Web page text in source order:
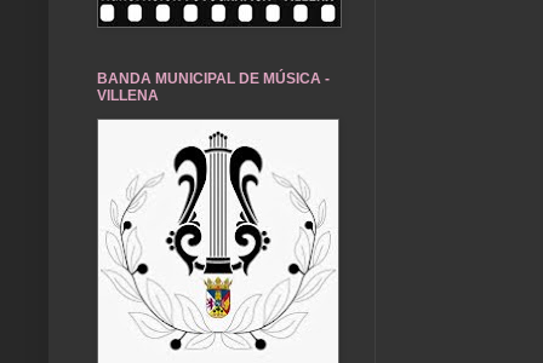
BANDA MUNICIPAL DE MÚSICA -
VILLENA